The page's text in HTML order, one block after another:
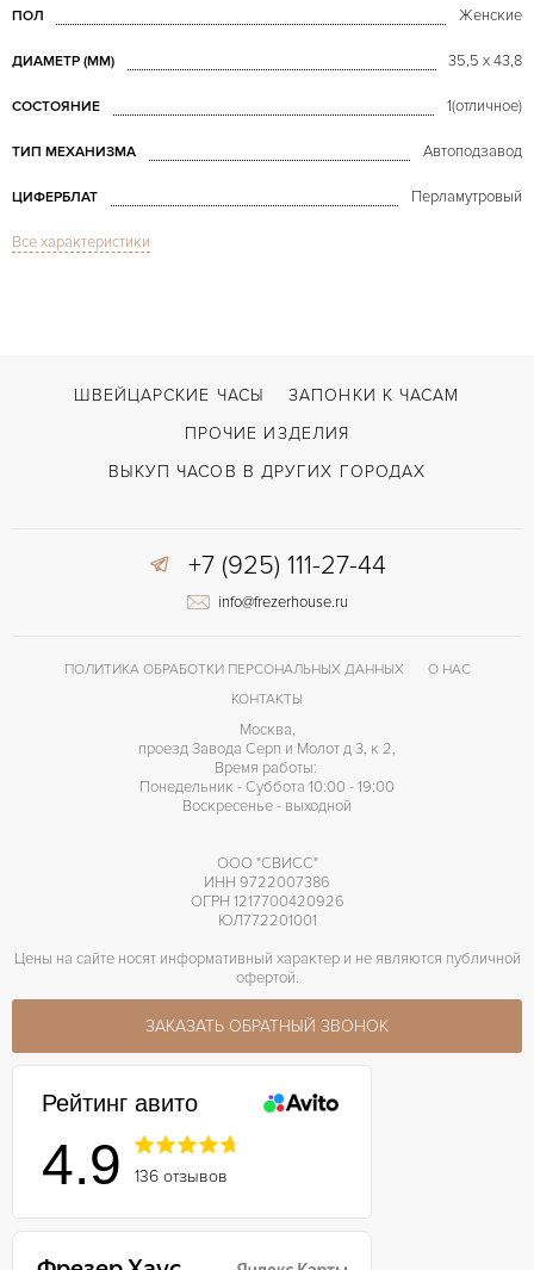
ПОЛ Женские
ДИАМЕТР (MM) 35,5 х 43,8
СОСТОЯНИЕ 1(отличное)
ТИП МЕХАНИЗМА Автоподзавод
ЦИФЕРБЛАТ Перламутровый
СТЕКЛО
Двойной сложности застежка
Все характеристики
ШВЕЙЦАРСКИЕ ЧАСЫ
ЗАПОНКИ К ЧАСАМ
ПРОЧИЕ ИЗДЕЛИЯ
ВЫКУП ЧАСОВ В ДРУГИХ ГОРОДАХ
+7 (925) 111-27-44
info@frezerhouse.ru
ПОЛИТИКА ОБРАБОТКИ ПЕРСОНАЛЬНЫХ ДАННЫХ
О НАС
КОНТАКТЫ
Москва,
проезд Завода Серп и Молот д 3, к 2,
Время работы:
Понедельник - Суббота 10:00 - 19:00
Воскресенье - выходной
ООО "СВИСС"
ИНН 9722007386
ОГРН 1217700420926
ЮЛ772201001
Цены на сайте носят информативный характер и не являются публичной
офертой.
ЗАКАЗАТЬ ОБРАТНЫЙ ЗВОНОК
Рейтинг авито
4.9 136 отзывов